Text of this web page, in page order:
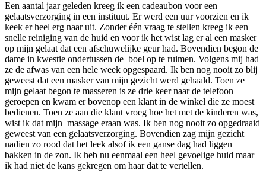
Een aantal jaar geleden kreeg ik een cadeaubon voor een
gelaatsverzorging in een instituut. Er werd een uur voorzien en ik
keek er heel erg naar uit. Zonder één vraag te stellen kreeg ik een
snelle reiniging van de huid en voor ik het wist lag er al een masker
op mijn gelaat dat een afschuwelijke geur had. Bovendien begon de
dame in kwestie ondertussen de boel op te ruimen. Volgens mij had
ze de afwas van een hele week opgespaard. Ik ben nog nooit zo blij
geweest dat een masker van mijn gezicht werd gehaald. Toen ze
mijn gelaat begon te masseren is ze drie keer naar de telefoon
geroepen en kwam er bovenop een klant in de winkel die ze moest
bedienen. Toen ze aan die klant vroeg hoe het met de kinderen was,
wist ik dat mijn massage eraan was. Ik ben nog nooit zo opgedraaid
geweest van een gelaatsverzorging. Bovendien zag mijn gezicht
nadien zo rood dat het leek alsof ik een ganse dag had liggen
bakken in de zon. Ik heb nu eenmaal een heel gevoelige huid maar
ik had niet de kans gekregen om haar dat te vertellen.